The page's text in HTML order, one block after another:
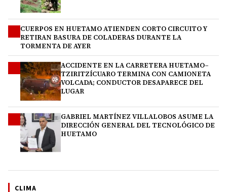
CUERPOS EN HUETAMO ATIENDEN CORTO CIRCUITO Y
RETIRAN BASURA DE COLADERAS DURANTE LA
TORMENTA DE AYER
ACCIDENTE EN LA CARRETERA HUETAMO–
TZIRITZÍCUARO TERMINA CON CAMIONETA
VOLCADA; CONDUCTOR DESAPARECE DEL
LUGAR
GABRIEL MARTÍNEZ VILLALOBOS ASUME LA
DIRECCIÓN GENERAL DEL TECNOLÓGICO DE
HUETAMO
CLIMA